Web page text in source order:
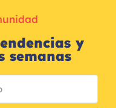
y
semanas